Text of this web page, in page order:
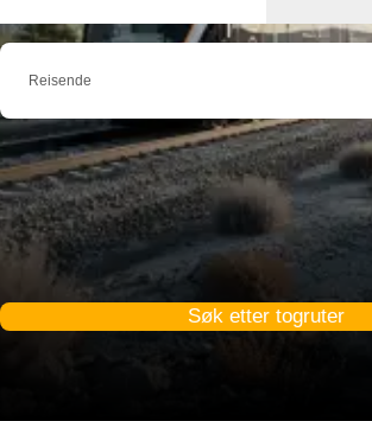
Reisende
Søk etter togruter